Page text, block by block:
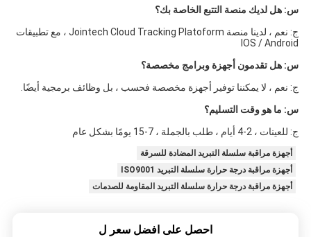
س: هل لديك منصة التتبع الخاصة بك؟
IOS / Android
س: هل تقدمون أجهزة وبرامج مخصصة؟
ج: نعم ، لا يمكننا توفير أجهزة مخصصة فحسب ، بل وظائف برمجية أيضًا.
س: ما هو وقت التسليم؟
ج: للعينات ، 2-4 أيام ، طلب بالجملة ، 7-15 يومًا بشكل عام
أجهزة مراقبة سلسلة التبريد المضادة للسرقة
أجهزة مراقبة درجة حرارة سلسلة التبريد ISO9001
أجهزة مراقبة درجة حرارة سلسلة التبريد المقاومة للصدمات
احصل على افضل سعر ل